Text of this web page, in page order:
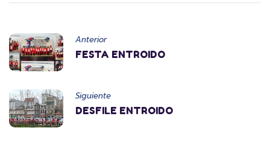
Anterior
FESTA ENTROIDO
Siguiente
DESFILE ENTROIDO